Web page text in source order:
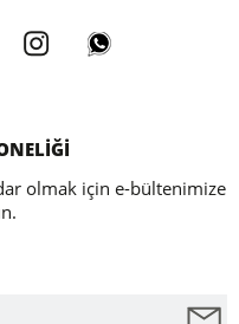
olmak için e-bültenimize